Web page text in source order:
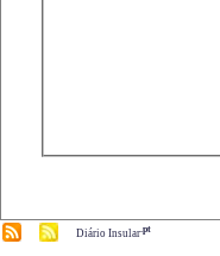
Diário Insular.pt